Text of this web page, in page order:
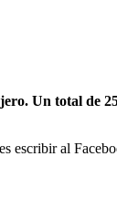
Un total de
escribir al